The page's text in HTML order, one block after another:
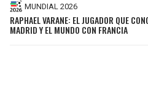
MUNDIAL 2026
RAPHAEL VARANE: EL JUGADOR QUE
MADRID Y EL MUNDO CON FRANCIA